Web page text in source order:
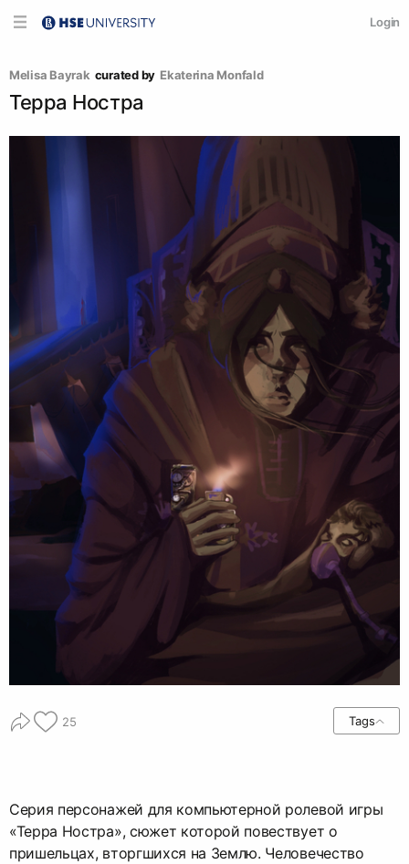
Login
Melisa Bayrak curated by Ekaterina Monfald
Терра Ностра
25 Tags
Серия персонажей для компьютерной ролевой игры
«Терра Ностра», сюжет которой повествует о
пришельцах, вторгшихся на Землю. Человечество